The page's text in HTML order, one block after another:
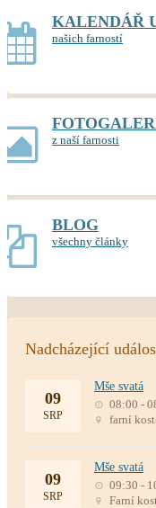
KALENDÁŘ
našich farností
z naší farnosti
BLOG
všechny články
Nadcházející
09
SRP
Mše svatá
08:00 -
farní
09
SRP
Mše svatá
09:30 -
Farní